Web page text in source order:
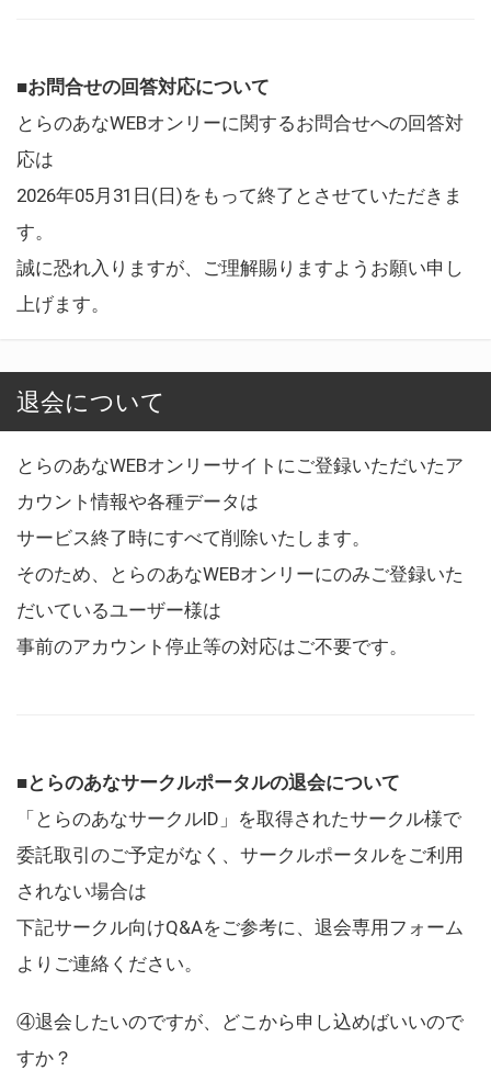
■お問合せの回答対応について
とらのあなWEBオンリーに関するお問合せへの回答対
応は
2026年05月31日(日)をもって終了とさせていただきま
す。
誠に恐れ入りますが、ご理解賜りますようお願い申し
上げます。
退会について
とらのあなWEBオンリーサイトにご登録いただいたア
カウント情報や各種データは
サービス終了時にすべて削除いたします。
そのため、とらのあなWEBオンリーにのみご登録いた
だいているユーザー様は
事前のアカウント停止等の対応はご不要です。
■とらのあなサークルポータルの退会について
「とらのあなサークルID」を取得されたサークル様で
委託取引のご予定がなく、サークルポータルをご利用
されない場合は
下記サークル向けQ&Aをご参考に、退会専用フォーム
よりご連絡ください。
④退会したいのですが、どこから申し込めばいいので
すか？